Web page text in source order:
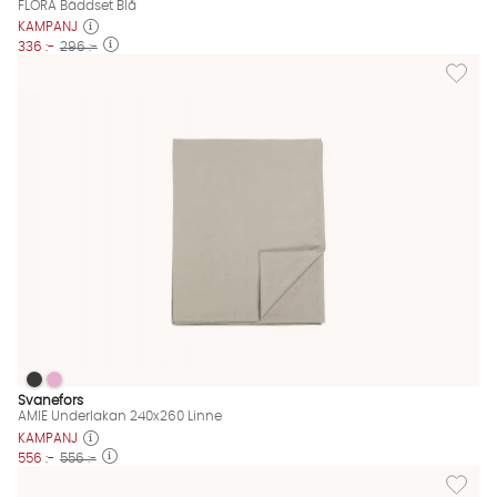
FLORA Bäddset Blå
KAMPANJ
336 :- 296 :-
Lägg
AMIE Underlakan 240x260 Linne Finns även i dessa färger:
AMIE Underlakan 240x260 Linne
AMIE Underlakan 240x260 Linne
Svanefors
AMIE Underlakan 240x260 Linne
KAMPANJ
556 :- 556 :-
Lägg